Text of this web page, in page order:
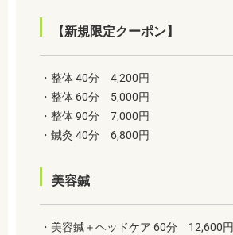
【新規限定クーポン】
・整体 40分 4,200円
・整体 60分 5,000円
・整体 90分 7,000円
・鍼灸 40分 6,800円
美容鍼
・美容鍼＋ヘッドケア 60分 12,600円